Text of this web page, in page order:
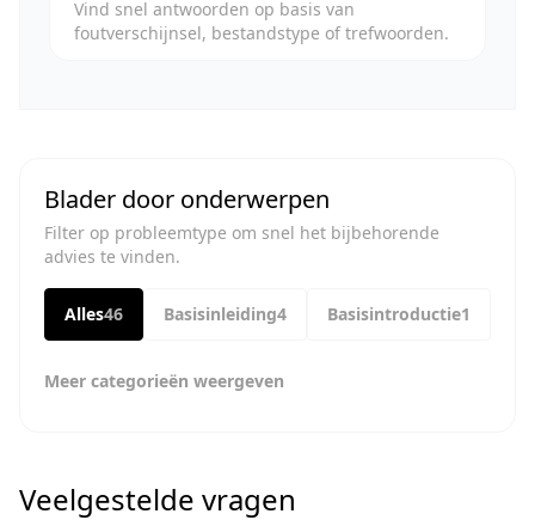
Vind snel antwoorden op basis van
foutverschijnsel, bestandstype of trefwoorden.
Veelgestelde vragen
Blader door onderwerpen
Filter op probleemtype om snel het bijbehorende
advies te vinden.
Alles46 Basisinleiding4 Basisintroductie1
Meer categorieën weergeven